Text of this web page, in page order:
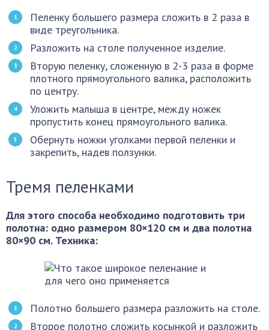
Пеленку большего размера сложить в 2 раза в
виде треугольника.
Разложить на столе полученное изделие.
Вторую пеленку, сложенную в 2-3 раза в форме
плотного прямоугольного валика, расположить
по центру.
Уложить малыша в центре, между ножек
пропустить конец прямоугольного валика.
Обернуть ножки уголками первой пеленки и
закрепить, надев ползунки.
Тремя пеленками
Для этого способа необходимо подготовить три
полотна: одно размером 80×120 см и два полотна
80×90 см. Техника:
Полотно большего размера разложить на столе.
Второе полотно сложить косынкой и разложить